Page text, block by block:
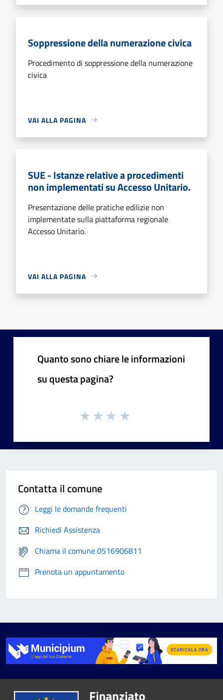
Soppressione della numerazione civica
Procedimento di soppressione della numerazione
civica
VAI ALLA PAGINA
SUE - Istanze relative a procedimenti
non implementati su Accesso Unitario.
Presentazione delle pratiche edilizie non
implementate sulla piattaforma regionale
Accesso Unitario.
VAI ALLA PAGINA
Quanto sono chiare le informazioni
su questa pagina?
Contatta il comune
Leggi le domande frequenti
Richiedi Assistenza
Chiama il comune 0516906811
Prenota un appuntamento